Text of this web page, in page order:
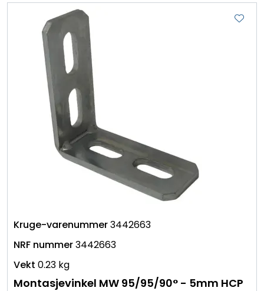
3442663
3442663
0.23 kg
Montasjevinkel MW 95/95/90° - 5mm HCP